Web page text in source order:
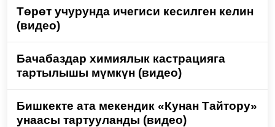
Төрөт учурунда ичегиси кесилген келин
(видео)
Бачабаздар химиялык кастрацияга
тартылышы мүмкүн (видео)
Бишкекте ата мекендик «Кунан Тайтору»
унаасы тартууланды (видео)